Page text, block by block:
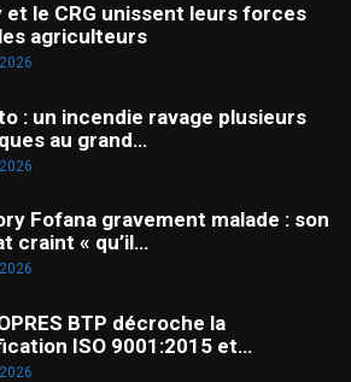
et le CRG unissent leurs forces
agriculteurs
: un incendie ravage plusieurs
au grand…
Fofana gravement malade : son
craint « qu’il…
BTP décroche la
ISO 9001:2015 et…